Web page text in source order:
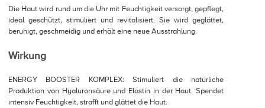
Die Haut wird rund um die Uhr mit Feuchtigkeit versorgt, gepflegt,
ideal geschützt, stimuliert und revitalisiert. Sie wird geglättet,
beruhigt, geschmeidig und erhält eine neue Ausstrahlung.
Wirkung
ENERGY BOOSTER KOMPLEX: Stimuliert die natürliche
Produktion von Hyaluronsäure und Elastin in der Haut. Spendet
intensiv Feuchtigkeit, strafft und glättet die Haut.